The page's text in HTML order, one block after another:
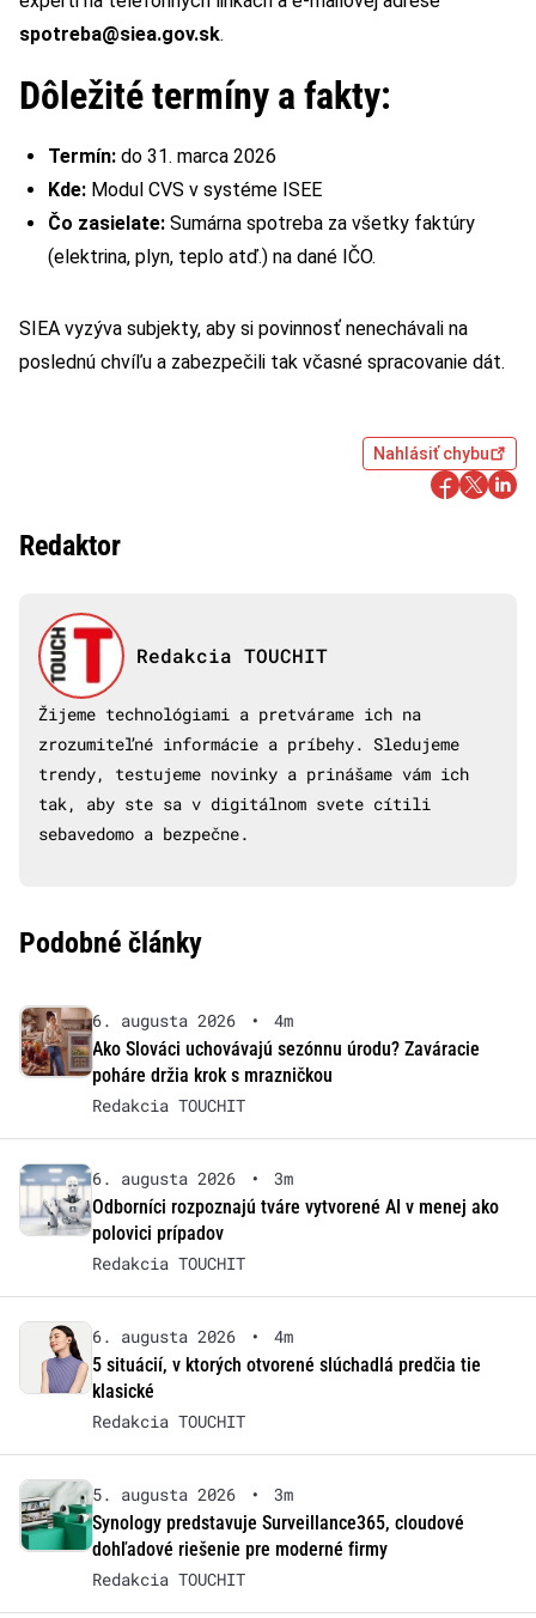
spotreba@siea.gov.sk.
Dôležité termíny a fakty:
Termín: do 31. marca 2026
Kde: Modul CVS v systéme ISEE
Čo zasielate: Sumárna spotreba za všetky faktúry
(elektrina, plyn, teplo atď.) na dané IČO.
SIEA vyzýva subjekty, aby si povinnosť nenechávali na
poslednú chvíľu a zabezpečili tak včasné spracovanie dát.
Nahlásiť chybu
Redaktor
Redakcia TOUCHIT
Žijeme technológiami a pretvárame ich na
zrozumiteľné informácie a príbehy. Sledujeme
trendy, testujeme novinky a prinášame vám ich
tak, aby ste sa v digitálnom svete cítili
sebavedomo a bezpečne.
Podobné články
6. augusta 2026 •
4m
Ako Slováci uchovávajú sezónnu úrodu? Zaváracie
poháre držia krok s mrazničkou
Redakcia TOUCHIT
6. augusta 2026 •
3m
Odborníci rozpoznajú tváre vytvorené AI v menej ako
polovici prípadov
Redakcia TOUCHIT
6. augusta 2026 •
4m
5 situácií, v ktorých otvorené slúchadlá predčia tie
klasické
Redakcia TOUCHIT
5. augusta 2026 •
3m
Synology predstavuje Surveillance365, cloudové
dohľadové riešenie pre moderné firmy
Redakcia TOUCHIT